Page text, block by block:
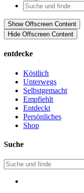
Show Offscreen Content
Hide Offscreen Content
entdecke
Köstlich
Unterwegs
Selbstgemacht
Empfiehlt
Entdeckt
Persönliches
Shop
Suche